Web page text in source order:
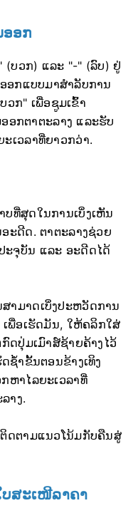
ອອກ
(ບວກ) ແລະ "-" (ລົບ) ຢູ່
ອກແບບມາສຳລັບການ
ວກ" ເພື່ອຊູມເຂົ້າ
ອກຕາຕະລາງ ແລະຮັບ
ເວລາທີ່ຍາວກວ່າ.
ທີ່ສຸດໃນການເບິ່ງເຫັນ
ະດີດ. ຕາຕະລາງຊ່ວຍ
ະຈຸບັນ ແລະ ອະດີດໄດ້
າມາດເບິ່ງປະຫວັດການ
ພື່ອເຮັດມັນ, ໃຫ້ຄລິກໃສ່
ດປຸ່ມເມົາສ໌ຊ້າຍຄ້າງໄວ້
ຊ້ຳຂັ້ນຕອນຂ້າງເທິງ
ຫາໄລຍະເວລາທີ່
າງ.
ດຕາມແນວໂນ້ມກັບຄືນສູ່
ສະເໜີລາຄາ